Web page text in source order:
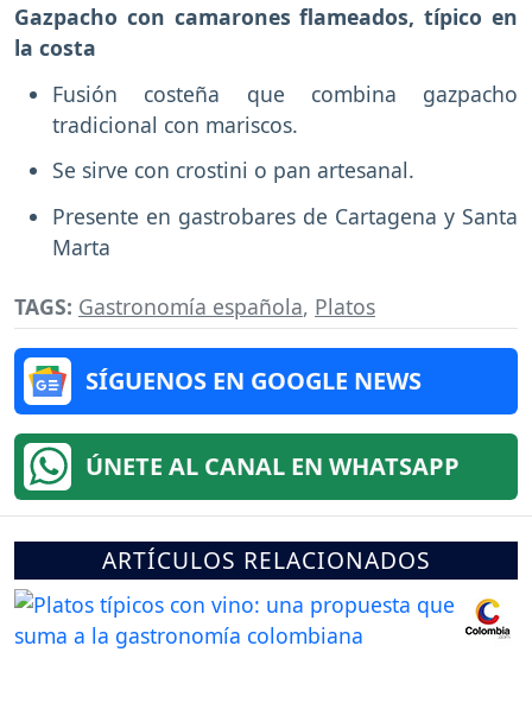
Gazpacho con camarones flameados, típico en
la costa
Fusión costeña que combina gazpacho
tradicional con mariscos.
Se sirve con crostini o pan artesanal.
Presente en gastrobares de Cartagena y Santa
Marta
TAGS: Gastronomía española, Platos
SÍGUENOS EN GOOGLE NEWS
ÚNETE AL CANAL EN WHATSAPP
ARTÍCULOS RELACIONADOS